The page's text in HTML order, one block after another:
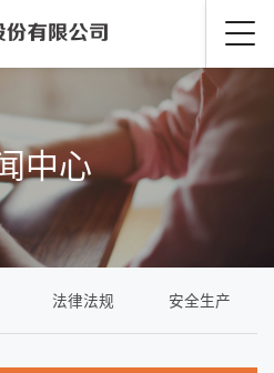
中心
法律法规 安全生产